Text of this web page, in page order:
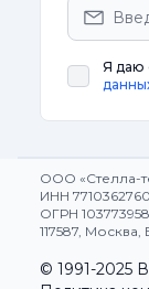
Я даю
ООО «Стелла-
ИНН 7710362760
ОГРН
117587, Москва,
© 1991-2025